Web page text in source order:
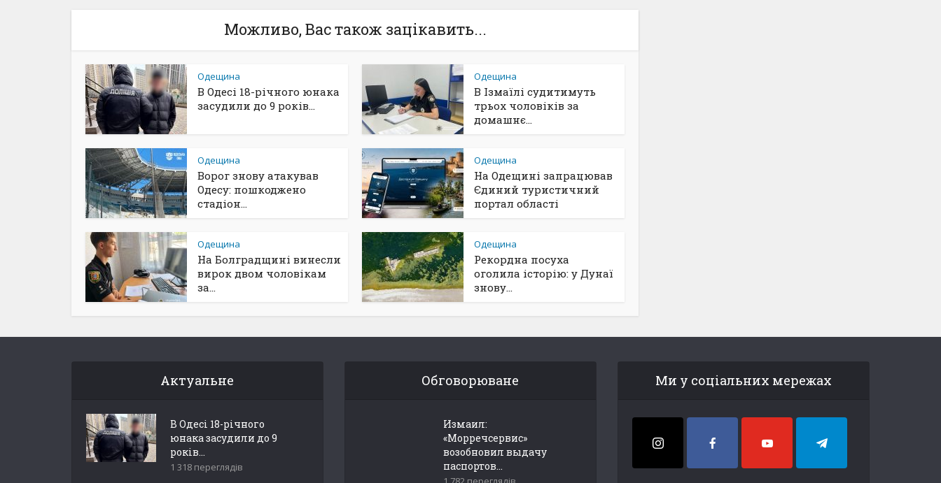
Можливо, Вас також зацікавить...
Одещина
В Одесі 18-річного юнака
засудили до 9 років...
Одещина
В Ізмаїлі судитимуть
трьох чоловіків за
домашнє...
Одещина
Ворог знову атакував
Одесу: пошкоджено
стадіон...
Одещина
На Одещині запрацював
Єдиний туристичний
портал області
Одещина
На Болградщині винесли
вирок двом чоловікам
за...
Одещина
Рекордна посуха
оголила історію: у Дунаї
знову...
Актуальне
В Одесі 18-річного
юнака засудили до 9
років...
1 318 переглядів
Обговорюване
Измаил:
«Морречсервис»
возобновил выдачу
паспортов...
Ми у соціальних мережах